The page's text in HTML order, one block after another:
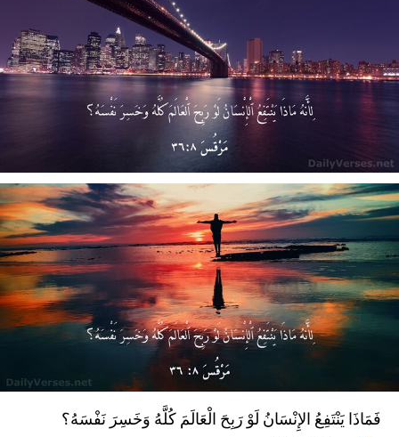
فَمَاذَا يَنْتَفِعُ الإِنْسَانُ لَوْ رَبِحَ الْعَالَمَ كُلَّهُ وَخَسِرَ نَفْسَهُ؟